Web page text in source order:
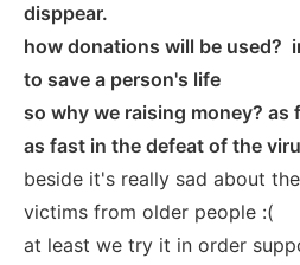
disppear.
how donations will be used?
to save a person's life
so why we raising money? as
as fast in the defeat of the
beside it's really sad about
victims from older people :(
at least we try it in order